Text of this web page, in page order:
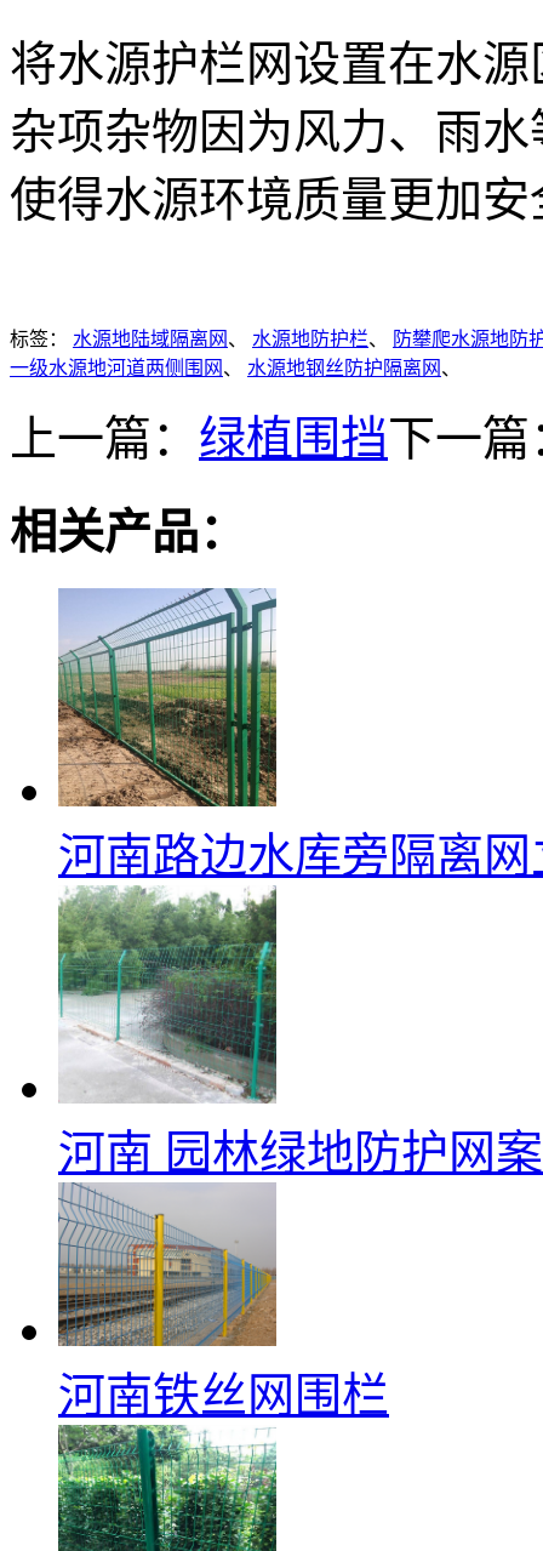
将水源护栏网设置在水
杂项杂物因为风力、雨
使得水源环境质量更加
标签： 水源地陆域隔离网 、 水源地防护栏、
防攀爬水源地防
一级水源地河道两侧围网 、 水源地钢丝防护隔离网 、
上一篇： 绿植围挡下一篇
相关产品：
河南路边水库旁隔离
河南 园林绿地防护网
河南铁丝网围栏​